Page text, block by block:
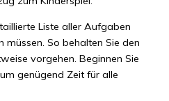
Liste aller Aufgaben
müssen. So behalten Sie den
vorgehen. Beginnen Sie
genügend Zeit für alle